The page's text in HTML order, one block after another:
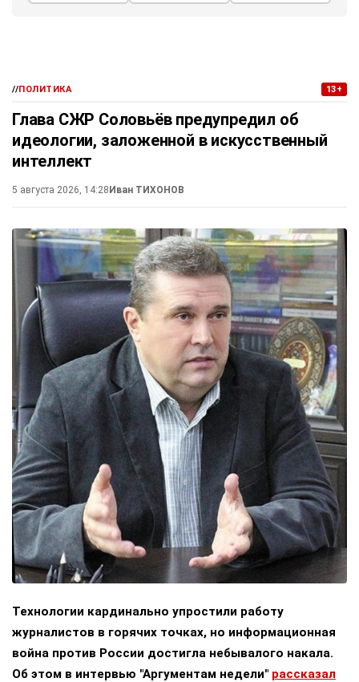
//ПОЛИТИКА 13+
Глава СЖР Соловьёв предупредил об
идеологии, заложенной в искусственный
интеллект
5 августа 2026, 14:28 Иван ТИХОНОВ
Технологии кардинально упростили работу
журналистов в горячих точках, но информационная
война против России достигла небывалого накала.
Об этом в интервью "Аргументам недели" рассказал